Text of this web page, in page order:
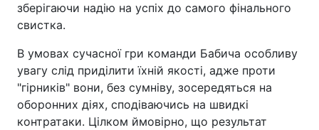
зберігаючи надію на успіх до самого фінального
свистка.
В умовах сучасної гри команди Бабича особливу
увагу слід приділити їхній якості, адже проти
"гірників" вони, без сумніву, зосередяться на
оборонних діях, сподіваючись на швидкі
контратаки. Цілком ймовірно, що результат